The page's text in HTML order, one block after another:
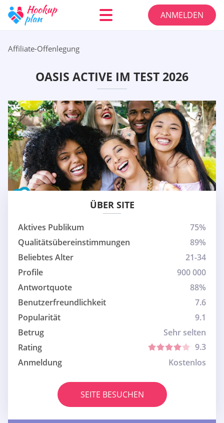
ANMELDEN
Affiliate-Offenlegung
OASIS ACTIVE IM TEST 2026
ÜBER SITE
Aktives Publikum
75%
Qualitätsübereinstimmungen
89%
Beliebtes Alter
21-34
Profile
900 000
Antwortquote
88%
Benutzerfreundlichkeit
7.6
Popularität
9.1
Betrug
Sehr selten
Rating
9.3
Anmeldung
Kostenlos
SEITE BESUCHEN